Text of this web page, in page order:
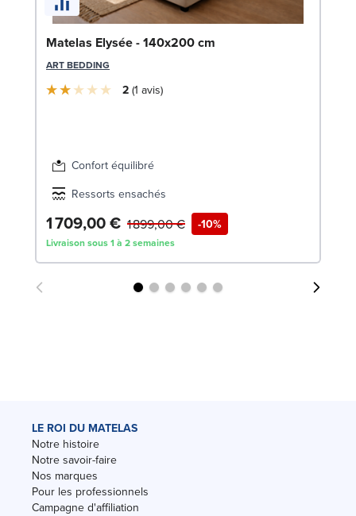
Matelas Elysée - 140x200 cm
ART BEDDING
2 1 avis
Confort équilibré
Ressorts ensachés
1 709,00 € -10%
1 899,00 €
Livraison sous 1 à 2 semaines
LE ROI DU MATELAS
Notre histoire
Notre savoir-faire
Nos marques
Pour les professionnels
Campagne d'affiliation